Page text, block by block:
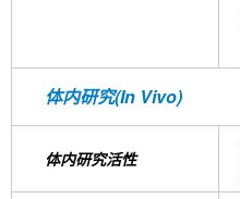
体内研究(In Vivo)
体内研究活性